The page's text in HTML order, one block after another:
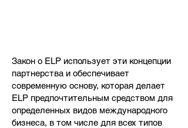
Закон о ELP использует эти концепции
партнерства и обеспечивает
современную основу, которая делает
ELP предпочтительным средством для
определенных видов международного
бизнеса, в том числе для всех типов